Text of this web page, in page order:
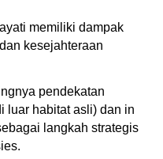
memiliki dampak
kesejahteraan
pendekatan
luar habitat asli) dan in
langkah strategis